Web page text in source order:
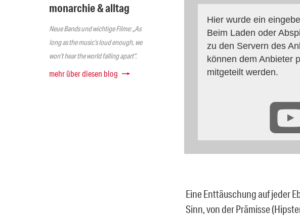
monarchie & alltag
Neue Bands und wichtige Filme: „As
long as the music’s loud enough, we
won’t hear the world falling apart“.
mehr über diesen blog
Hier wurde ein
Beim Laden oder
zu den Servern des
können dem Anbieter
mitgeteilt werden.
Eine Enttäuschung auf jeder
Sinn, von der Prämisse